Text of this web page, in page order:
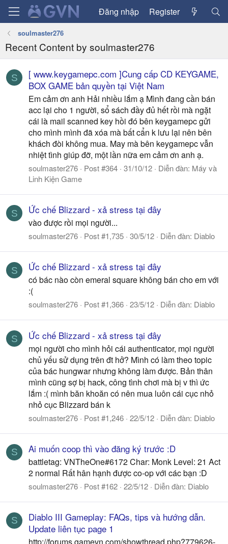
Đăng nhập Register
soulmaster276
Recent Content by soulmaster276
S
[ www.keygamepc.com ]Cung cấp CD KEYGAME,
BOX GAME bản quyền tại Việt Nam
Em cảm ơn anh Hải nhiều lắm ạ Mình đang cần bán
acc lại cho 1 người, sổ sách đầy đủ hết rồi mà ngặt
cái là mail scanned key hồi đó bên keygamepc gửi
cho mình mình đã xóa mà bất cẩn k lưu lại nên bên
khách đòi không mua. May mà bên keygamepc vẫn
nhiệt tình giúp đỡ, một lần nữa em cảm ơn anh ạ.
soulmaster276 Post #364 31/10/12 Diễn đàn: Máy và
Linh Kiện Game
S Ức chế Blizzard - xả stress tại đây
vào được rồi mọi người...
soulmaster276 Post #1,735 30/5/12 Diễn đàn: Diablo
S Ức chế Blizzard - xả stress tại đây
có bác nào còn emeral square không bán cho em với
:(
soulmaster276 Post #1,366 23/5/12 Diễn đàn: Diablo
S Ức chế Blizzard - xả stress tại đây
mọi người cho mình hỏi cái authenticator, mọi người
chủ yếu sử dụng trên đt hở? Mình có làm theo topic
của bác hungwar nhưng không làm được. Bản thân
mình cũng sợ bị hack, công tình chơi mà bị v thì ức
lắm :( mình băn khoăn có nên mua luôn cái cục nhỏ
nhỏ cục Blizzard bán k
soulmaster276 Post #1,246 22/5/12 Diễn đàn: Diablo
S Ai muốn coop thì vào đăng ký trước :D
battletag: VNTheOne#6172 Char: Monk Level: 21 Act
2 normal Rất hân hạnh được co-op với các bạn :D
soulmaster276 Post #162 22/5/12 Diễn đàn: Diablo
S
Diablo III Gameplay: FAQs, tips và hướng dẫn.
Update liên tục page 1
http://forums.gamevn.com/showthread.php?779626-